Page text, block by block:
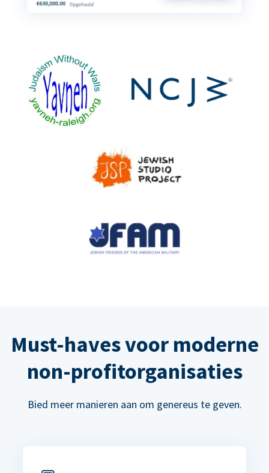
Must-haves voor moderne
non-profitorganisaties
Bied meer manieren aan om genereus te geven.